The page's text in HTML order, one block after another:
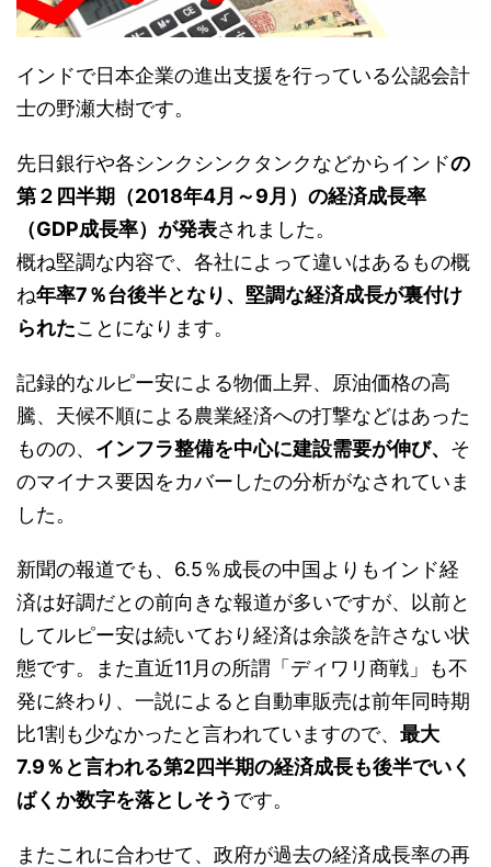
インドで日本企業の進出支援を行っている公認会計
士の野瀬大樹です。
先日銀行や各シンクシンクタンクなどからインドの
第２四半期（2018年4月～9月）の経済成長率
（GDP成長率）が発表されました。
概ね堅調な内容で、各社によって違いはあるもの概
ね年率7％台後半となり、堅調な経済成長が裏付け
られたことになります。
記録的なルピー安による物価上昇、原油価格の高
騰、天候不順による農業経済への打撃などはあった
ものの、 インフラ整備を中心に建設需要が伸び、 そ
のマイナス要因をカバーしたの分析がなされていま
した。
新聞の報道でも、6.5％成長の中国よりもインド経
済は好調だとの前向きな報道が多いですが、以前と
してルピー安は続いており経済は余談を許さない状
態です。また直近11月の所謂「ディワリ商戦」も不
発に終わり、一説によると自動車販売は前年同時期
比1割も少なかったと言われていますので、 最大
7.9％と言われる第2四半期の経済成長も後半でいく
ばくか数字を落としそう です。
またこれに合わせて、政府が過去の経済成長率の再